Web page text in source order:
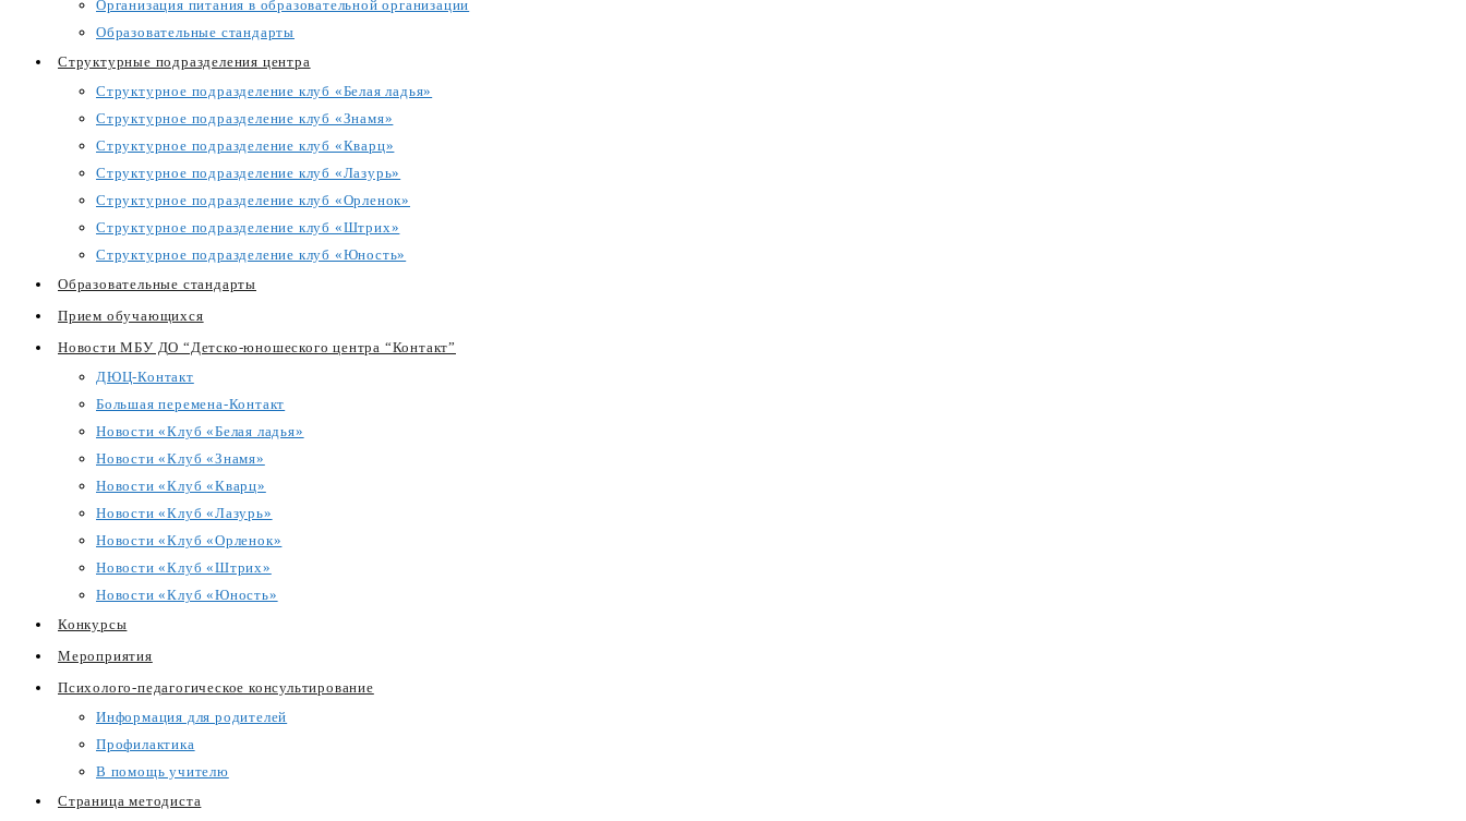
Организация питания в образовательной организации
Образовательные стандарты
Структурные подразделения центра
Структурное подразделение клуб «Белая ладья»
Структурное подразделение клуб «Знамя»
Структурное подразделение клуб «Кварц»
Структурное подразделение клуб «Лазурь»
Структурное подразделение клуб «Орленок»
Структурное подразделение клуб «Штрих»
Структурное подразделение клуб «Юность»
Образовательные стандарты
Прием обучающихся
Новости МБУ ДО “Детско-юношеского центра “Контакт”
ДЮЦ-Контакт
Большая перемена-Контакт
Новости «Клуб «Белая ладья»
Новости «Клуб «Знамя»
Новости «Клуб «Кварц»
Новости «Клуб «Лазурь»
Новости «Клуб «Орленок»
Новости «Клуб «Штрих»
Новости «Клуб «Юность»
Конкурсы
Мероприятия
Психолого-педагогическое консультирование
Информация для родителей
Профилактика
В помощь учителю
Страница методиста